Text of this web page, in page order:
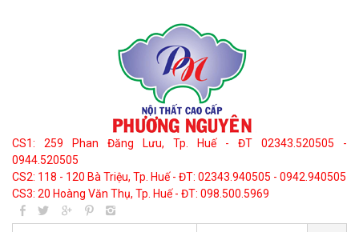
CS1: 259 Phan Đăng Lưu, Tp. Huế - ĐT 02343.520505 -
0944.520505
CS2: 118 - 120 Bà Triệu, Tp. Huế - ĐT: 02343.940505 - 0942.940505
CS3: 20 Hoàng Văn Thụ, Tp. Huế - ĐT: 098.500.5969